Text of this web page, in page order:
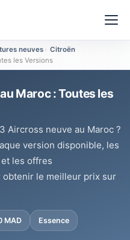
neuves › Citroën
les Versions
Maroc : Toutes les
Aircross neuve au Maroc ?
version disponible, les
les offres
le meilleur prix sur
MAD Essence